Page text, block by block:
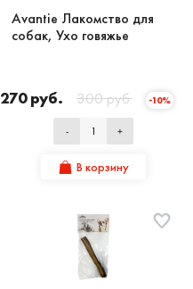
Avantie Лакомство для
собак, Ухо говяжье
270 руб. 300 руб. -10%
- +
В корзину